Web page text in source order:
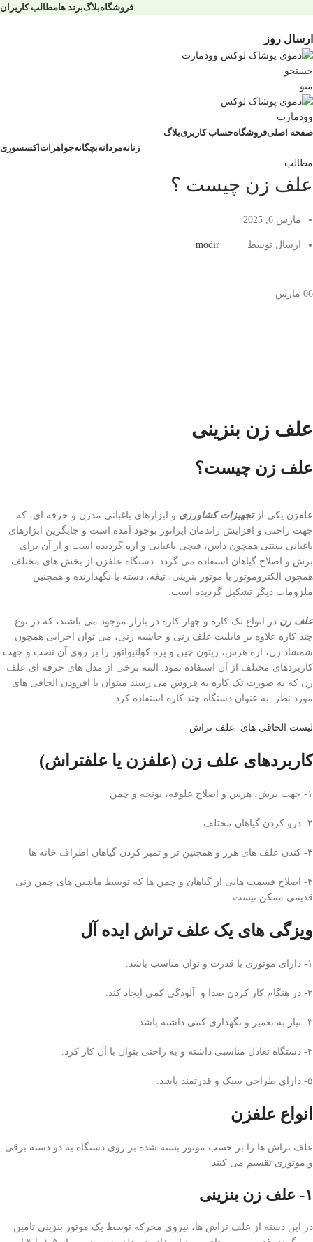
فروشگاهبلاگبرند هامطالب کاربران
ارسال روز
جستجو
منو
صفحه اصلیفروشگاهحساب کاربریبلاگ
زنانهمردانهبچگانهجواهرات اکسسوری
مطالب
علف زن چیست ؟
مارس 6, 2025
ارسال توسط modir
06 مارس
علف زن بنزینی
علف زن چیست؟
علفزن یکی ازتجهیزات کشاورزی و ابزارهای باغبانی مدرن و حرفه ای، که
جهت راحتی و افزایش راندمان اپراتور بوجود آمده است و جایگزین ابزارهای
باغبانی سنتی همچون داس، قیچی باغبانی و اره گردیده است و از آن برای
برش و اصلاح گیاهان استفاده می گردد. دستگاه علفزن از بخش های مختلف
همچون الکتروموتور یا موتور بنزینی، تیغه، دسته یا نگهدارنده و همچنین
ملزومات دیگر تشکیل گردیده است.
علف زن در انواع تک کاره و چهار کاره در بازار موجود می باشند، که در نوع
چند کاره علاوه بر قابلیت علف زنی و حاشیه زنی، می توان اجزایی همچون
شمشاد زن، اره هرس، زیتون چین و پره کولتیواتور را بر روی آن نصب و جهت
کاربردهای مختلف از آن استفاده نمود. البته برخی از مدل های حرفه ای علف
زن که به صورت تک کاره به فروش می رسند میتوان با افزودن الحاقی های
مورد نظر به عنوان دستگاه چند کاره استفاده کرد
لیست الحاقی های علف تراش
کاربردهای علف زن (علفزن یا علفتراش)
۱- جهت برش، هرس و اصلاح علوفه، یونجه و چمن
۲- درو کردن گیاهان مختلف
۳- کندن علف های هرز و همچنین تر و تمیز کردن گیاهان اطراف خانه ها
۴- اصلاح قسمت هایی از گیاهان و چمن ها که توسط ماشین های چمن زنی
قدیمی ممکن نیست
ویزگی های یک علف تراش ایده آل
۱- دارای موتوری با قدرت و توان مناسب باشد.
۲- در هنگام کار کردن صدا و آلودگی کمی ایجاد کند.
۳- نیاز به تعمیر و نگهداری کمی داشته باشد.
۴- دستگاه تعادل مناسبی داشته و به راحتی بتوان با آن کار کرد.
۵- دارای طراحی سبک و قدرتمند باشد.
انواع علفزن
علف تراش ها را بر حسب موتور بسته شده بر روی دستگاه به دو دسته برقی
و موتوری تقسیم می کنند.
۱- علف زن بنزینی
در این دسته از علف تراش ها، نیروی محرکه توسط یک موتور بنزینی تامین